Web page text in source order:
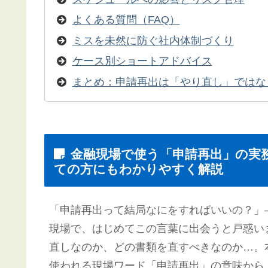
よくある質問（FAQ）
ミスを未然に防ぐ社内体制づくり
ケース別ショートアドバイス
まとめ：申請再出は「やり直し」では
金融現場で使う「申請再出」の
ての方にもわかりやすく解説
「申請再出って結局なにをすればいいの
現場で、はじめてこの言葉に出会うと戸惑
直しなのか、どの書類を直すべきなのか…